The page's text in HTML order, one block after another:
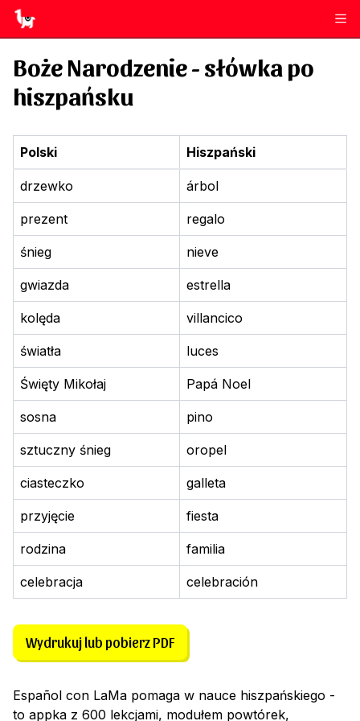
Boże Narodzenie- słówka po
hiszpańsku
Polski Hiszpański
drzewko árbol
prezent regalo
śnieg nieve
gwiazda estrella
kolęda villancico
światła luces
Święty Mikołaj Papá Noel
sosna pino
sztuczny śnieg oropel
ciasteczko galleta
przyjęcie fiesta
rodzina familia
celebracja celebración
Wydrukuj lub pobierz PDF
Español con LaMa pomaga w nauce hiszpańskiego -
to appka z 600 lekcjami, modułem powtórek,